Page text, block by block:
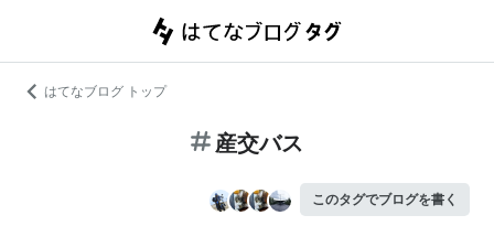
はてなブログ トップ
産交バス
このタグでブログを書く